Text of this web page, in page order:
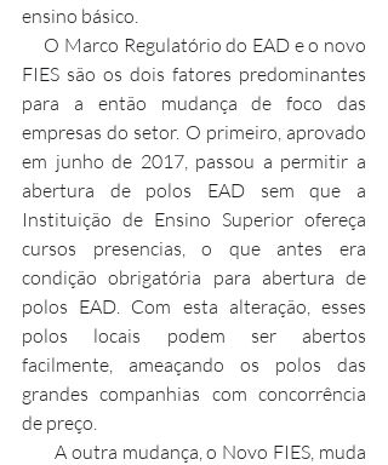
ensino básico.
FIES são os dois fatores predominantes
para a então mudança de foco das
empresas do setor. O primeiro, aprovado
em junho de 2017, passou a permitir a
abertura de polos EAD sem que a
Instituição de Ensino Superior ofereça
cursos presencias, o que antes era
condição obrigatória para abertura de
polos EAD. Com esta alteração, esses
polos locais podem ser abertos
facilmente, ameaçando os polos das
grandes companhias com concorrência
de preço.